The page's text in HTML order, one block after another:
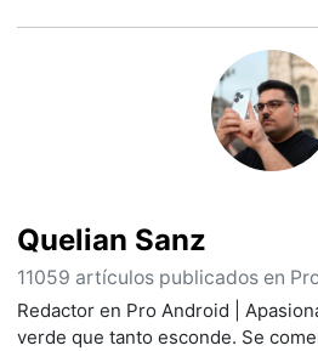
Quelian Sanz
11059 artículos publicados en
Redactor en Pro Android |
verde que tanto esconde. Se